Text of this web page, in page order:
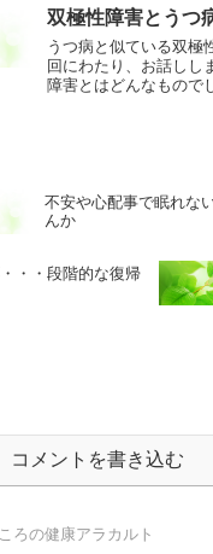
トラの対象になってし
くないといいます。大
双極性障害とうつ
うつ病と似ている双極
回にわたり、お話しし
障害とはどんなもので
不安や心配事で眠れな
んか
・・段階的な復帰
コメントを書き込む
ろの健康アラカルト